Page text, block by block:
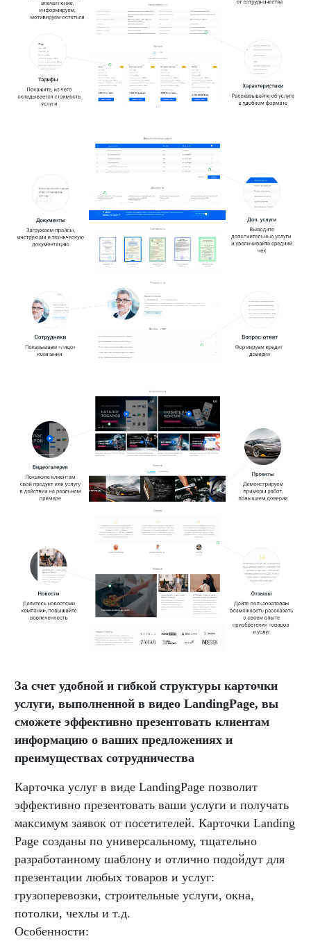
За счет удобной и гибкой структуры карточки
услуги, выполненной в видео LandingPage, вы
сможете эффективно презентовать клиентам
информацию о ваших предложениях и
преимуществах сотрудничества
Карточка услуг в виде LandingPage позволит
эффективно презентовать ваши услуги и получать
максимум заявок от посетителей. Карточки Landing
Page созданы по универсальному, тщательно
разработанному шаблону и отлично подойдут для
презентации любых товаров и услуг:
грузоперевозки, строительные услуги, окна,
потолки, чехлы и т.д.
Особенности: